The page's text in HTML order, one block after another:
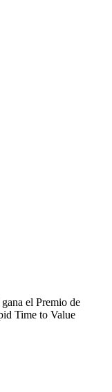
el Premio de
Time to Value